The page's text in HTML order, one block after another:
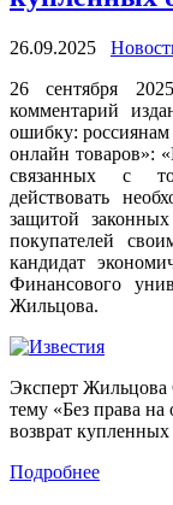
26.09.2025
26 сентября
комментарий
ошибку:
онлайн товаров»:
связанных с
действовать
защитой
покупателей
кандидат
Финансового
Жильцова.
Эксперт Жильцова
тему «Без права
возврат
Подробнее